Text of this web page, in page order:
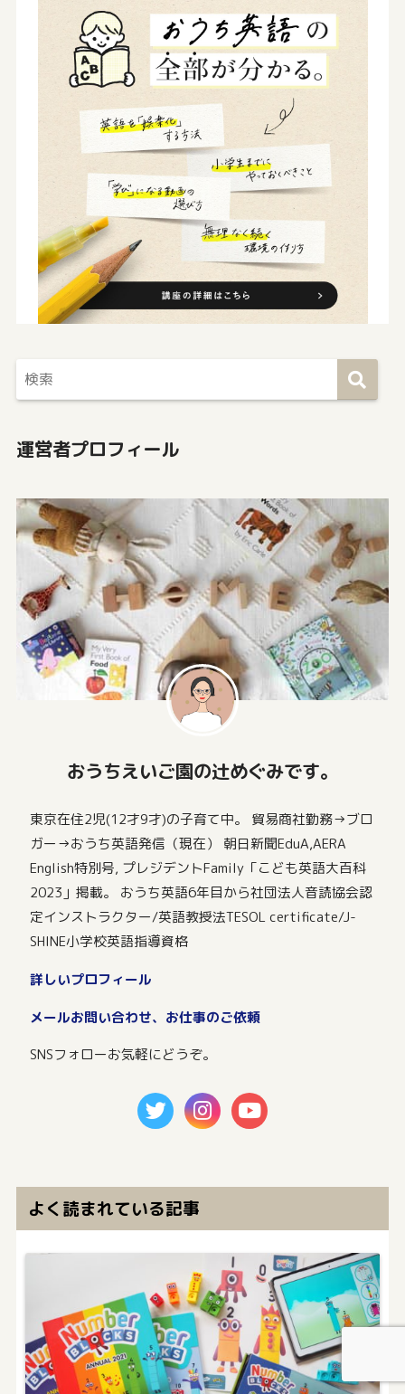
運営者プロフィール
おうちえいご園の辻めぐみです。
東京在住2児(12才9才)の子育て中。 貿易商社勤務→ブロ
ガー→おうち英語発信（現在） 朝日新聞EduA,AERA
English特別号, プレジデントFamily「こども英語大百科
2023」掲載。 おうち英語6年目から社団法人音読協会認
定インストラクター/英語教授法TESOL certificate/J-
SHINE小学校英語指導資格
詳しいプロフィール
メールお問い合わせ、お仕事のご依頼
SNSフォローお気軽にどうぞ。
よく読まれている記事